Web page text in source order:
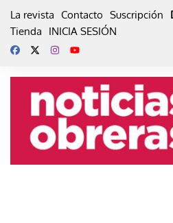
La revista Contacto Suscripción
Tienda
INICIA SESIÓN